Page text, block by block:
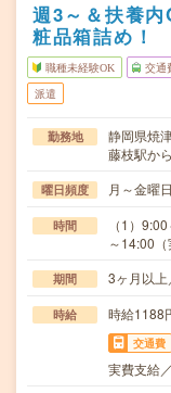
週3～＆扶養
粧品箱詰め！
職種未経験OK 交通
派遣
勤務地
静岡県焼
藤枝駅か
曜日頻度 月～金曜
時間
（1）
～14:00
期間 3ヶ月以
時給 時給1188
交通費
実費支給